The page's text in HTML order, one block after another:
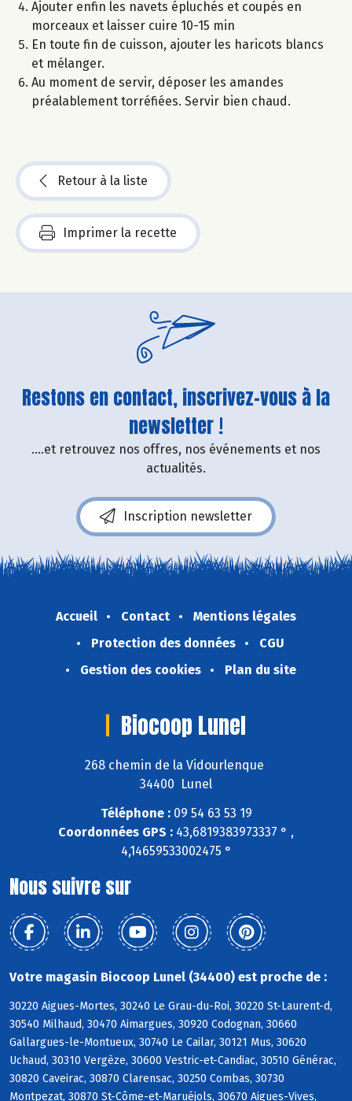
Ajouter enfin les navets épluchés et coupés en
morceaux et laisser cuire 10-15 min
En toute fin de cuisson, ajouter les haricots blancs
et mélanger.
Au moment de servir, déposer les amandes
préalablement torréfiées. Servir bien chaud.
Retour à la liste
Imprimer la recette
Restons en contact, inscrivez-vous à la
newsletter !
....et retrouvez nos offres, nos événements et nos
actualités.
Inscription newsletter
Accueil Contact
Mentions légales
Protection des données
CGU
Gestion des cookies
Plan du site
Biocoop Lunel
268 chemin de la Vidourlenque
34400 Lunel
Téléphone :09 54 63 53 19
Coordonnées GPS : 43,6819383973337 ° ,
4,14659533002475 °
Nous suivre sur
Votre magasin Biocoop Lunel (34400) est proche de :
30220 Aigues-Mortes, 30240 Le Grau-du-Roi, 30220 St-Laurent-d,
30540 Milhaud, 30470 Aimargues, 30920 Codognan, 30660
Gallargues-le-Montueux, 30740 Le Cailar, 30121 Mus, 30620
Uchaud, 30310 Vergèze, 30600 Vestric-et-Candiac, 30510 Générac,
30820 Caveirac, 30870 Clarensac, 30250 Combas, 30730
Montpezat, 30870 St-Côme-et-Maruéjols, 30670 Aigues-Vives,